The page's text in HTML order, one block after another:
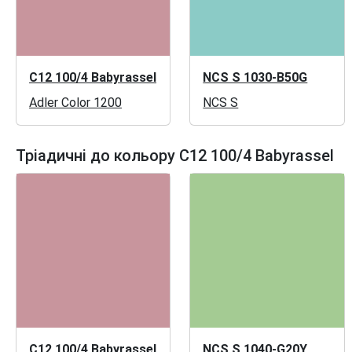
C12 100/4 Babyrassel
Adler Color 1200
NCS S 1030-B50G
NCS S
Тріадичні до кольору C12 100/4 Babyrassel
C12 100/4 Babyrassel
NCS S 1040-G20Y